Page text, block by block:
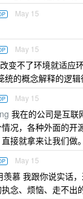
May 15
May 15
变不了环境就适应
统的概念解释的逻辑
May 15
我在的公司是互联
况，各种外面的开
接就拿来让我们做。
May 15
羡慕 我跟你说实话
念、烦恼、走不出